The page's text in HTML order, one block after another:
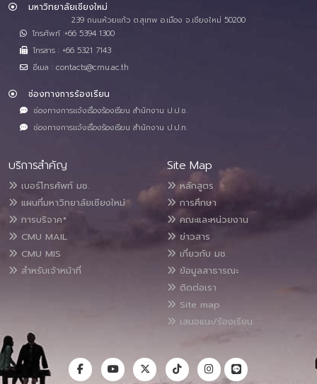
มหาวิทยาลัยเชียงใหม่
239 ถนนห้วยแก้ว ต.สุเทพ อ.เมือง จ.เชียงใหม่ 50200
โทรศัพท์ :+66 5394 1300
โทรสาร : +66 5321 7143
อีเมล : contacts@cmu.ac.th
ช่องทางการร้องเรียน
ช่องทางการแจ้งเรื่องร้องเรียน สำนักงาน ป.ป.ช.
ช่องทางการแจ้งเรื่องร้องเรียน สำนักงาน ป.ป.ท.
บริการสำคัญ
เบอร์โทรศัพท์ มช.
แผนที่มหาวิทยาลัยเชียงใหม่
การบริจาค*
CMU MAIL
CMU MIS
สำหรับเจ้าหน้าที่
Site Map
หลักสูตร
การศึกษา
คณะและหน่วยงาน
ข่าวสาร
เกี่ยวกับ มช.
ข้อมูลสาธารณะ
ติดต่อเรา
Site map
เสนอแนะ/ร้องเรียน